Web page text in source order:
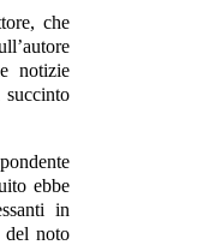
che
notizie
ebbe
in
del noto